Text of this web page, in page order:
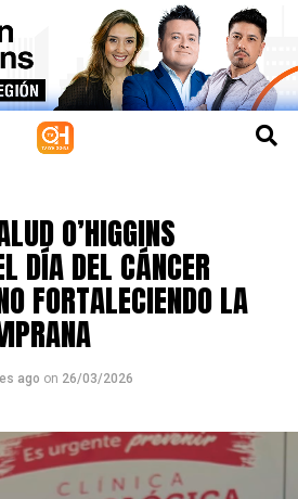
O’HIGGINS
DÍA DEL CÁNCER
FORTALECIENDO LA
ago on 26/03/2026